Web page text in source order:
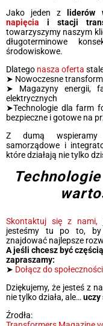
Jako jeden z
liderów
napięcia i stacji
towarzyszymy naszym
długoterminowe
środowiskowe.
Dlatego nasza oferta
➤ Nowoczesne
➤ Magazyny energii,
elektrycznych
➤Technologie dla farm
bezpieczne i gotowe na
Z dumą wspieramy
samorządowe i
które działają nie tylko
Skontaktuj się z nami,
jesteśmy tu po to, by
znajdować najlepsze
A jeśli chcesz być
zapraszamy:
➤ Dołącz do
Dziękujemy, że jesteś z
nie tylko działa, ale… uczy
Źrodła: